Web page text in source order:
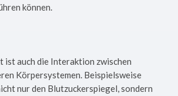
können.
ist auch die Interaktion zwischen
Körpersystemen. Beispielsweise
nur den Blutzuckerspiegel, sondern